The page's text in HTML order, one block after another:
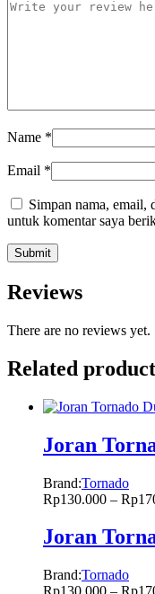
Name *
Email *
Simpan nama, email,
untuk komentar saya
Reviews
There are no reviews yet.
Related
Joran
Brand:Tornado
Rp130.000 – Rp
Joran
Brand:Tornado